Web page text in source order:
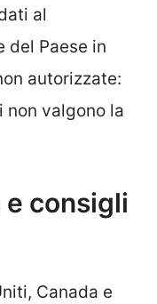
al
del Paese in
autorizzate:
non valgono la
consigli
Canada e